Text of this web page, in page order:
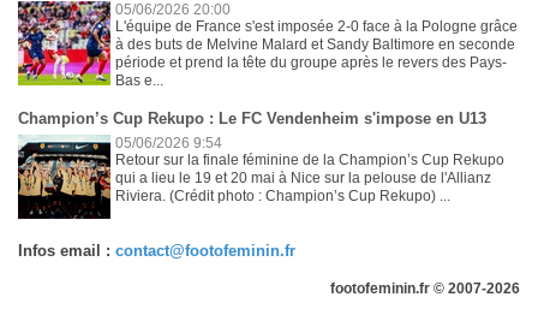
05/06/2026 20:00
L'équipe de France s'est imposée 2-0 face à la Pologne grâce
à des buts de Melvine Malard et Sandy Baltimore en seconde
période et prend la tête du groupe après le revers des Pays-
Bas e...
Champion’s Cup Rekupo : Le FC Vendenheim s'impose en U13
05/06/2026 9:54
Retour sur la finale féminine de la Champion’s Cup Rekupo
qui a lieu le 19 et 20 mai à Nice sur la pelouse de l'Allianz
Riviera. (Crédit photo : Champion’s Cup Rekupo) ...
Infos email : contact@footofeminin.fr
footofeminin.fr © 2007-2026